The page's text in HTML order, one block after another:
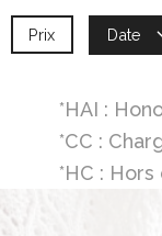
Prix Date
*HAI :
*CC :
*HC :